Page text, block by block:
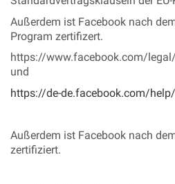
Außerdem ist Facebook nach
Program zertifizert.
https://www.facebook.com/
und
https://de-de.facebook.com/
Außerdem ist Facebook nach
zertifiziert.